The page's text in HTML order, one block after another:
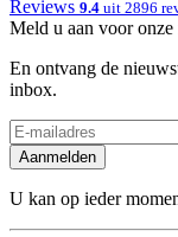
Reviews 9.4 uit 2896
Meld u aan voor
En ontvang de
inbox.
Aanmelden
U kan op ieder